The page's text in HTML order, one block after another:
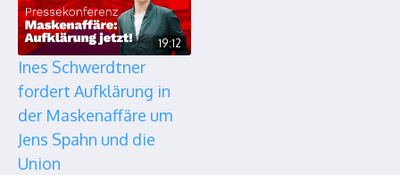
19:12
Ines Schwerdtner
fordert Aufklärung in
der Maskenaffäre um
Jens Spahn und die
Union